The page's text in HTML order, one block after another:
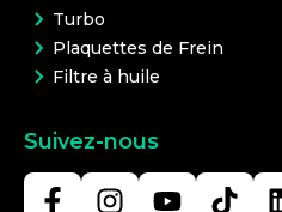
Turbo
Plaquettes de Frein
Filtre à huile
Suivez-nous